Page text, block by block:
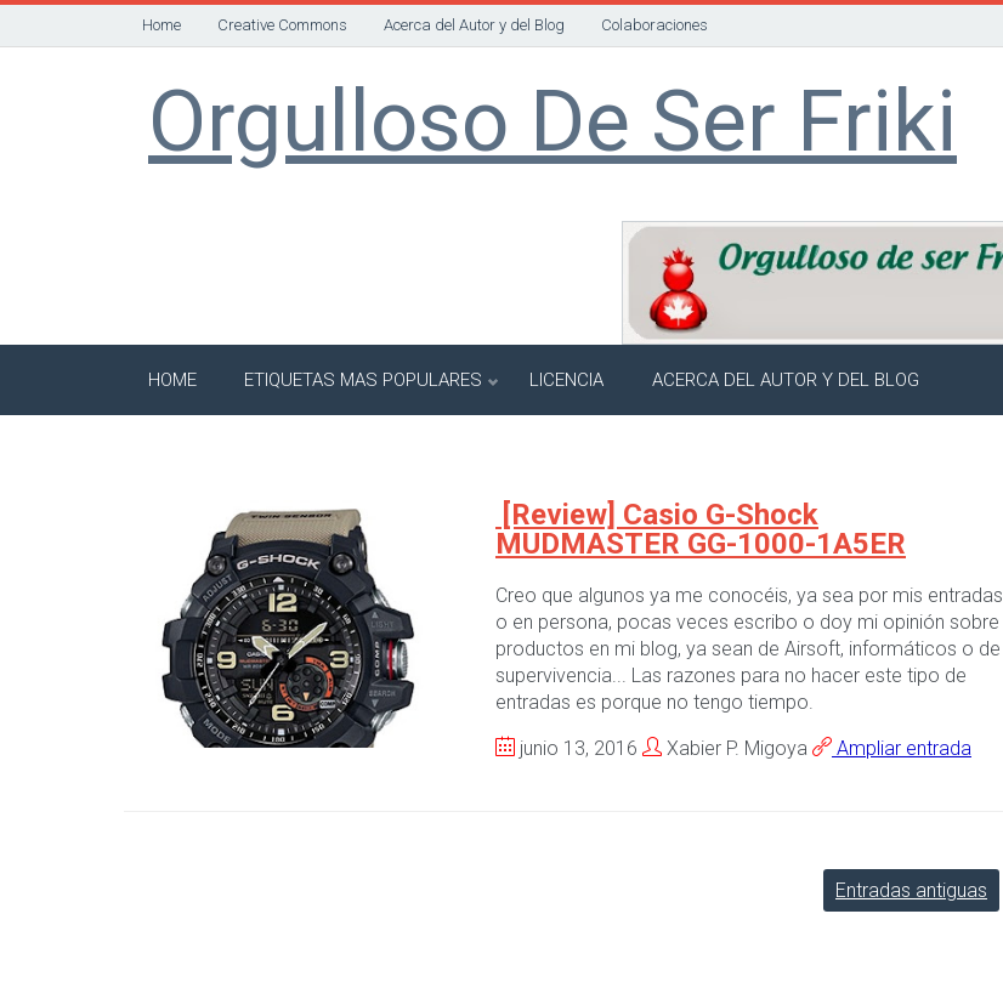
Home Creative Commons Acerca del Autor y del Blog Colaboraciones
Orgulloso De Ser Friki
HOME ETIQUETAS MAS POPULARES LICENCIA ACERCA DEL AUTOR Y DEL BLOG
[Review] Casio G-Shock
MUDMASTER GG-1000-1A5ER
Creo que algunos ya me conocéis, ya sea por mis entradas
o en persona, pocas veces escribo o doy mi opinión sobre
productos en mi blog, ya sean de Airsoft, informáticos o de
supervivencia... Las razones para no hacer este tipo de
entradas es porque no tengo tiempo.
junio 13, 2016
Xabier P. Migoya Ampliar entrada
Entradas antiguas